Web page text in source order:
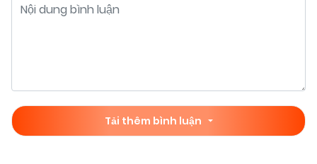
Tải thêm bình luận